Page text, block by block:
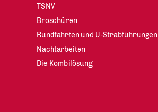
TSNV
Broschüren
Rundfahrten und U-Strabführungen
Nachtarbeiten
Die Kombilösung